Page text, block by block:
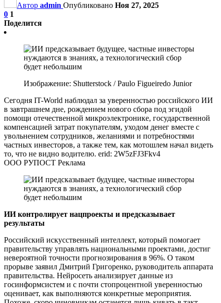
Автор admin Опубликовано Ноя 27, 2025
0 1
Поделится
Изображение: Shutterstock / Paulo Figueiredo Junior
Сегодня IT-World наблюдал за уверенностью российского ИИ
в завтрашнем дне, рождением нового сбора под эгидой
помощи отечественной микроэлектронике, государственной
компенсацией затрат покупателям, уходом денег вместе с
увольнением сотрудников, желаниями и потребностями
частных инвесторов, а также тем, как мотошлем начал видеть
то, что не видно водителю. erid: 2W5zFJ3Fkv4
ООО РУПОСТ Реклама
ИИ контролирует нацпроекты и предсказывает
результаты
Российский искусственный интеллект, который помогает
правительству управлять национальными проектами, достиг
невероятной точности прогнозирования в 96%. О таком
прорыве заявил Дмитрий Григоренко, руководитель аппарата
правительства. Нейросеть анализирует данные из
госинформсистем и с почти стопроцентной уверенностью
оценивает, как выполняются конкретные мероприятия.